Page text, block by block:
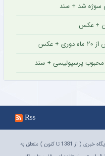
سوژه شد + سند
+ عکس
عکس
محبوب پرسپولیسی + سند
Rss
تمام حقوق مادی و معنوی این پایگاه خبری ( از 1381 تا کنون ) متعلق به